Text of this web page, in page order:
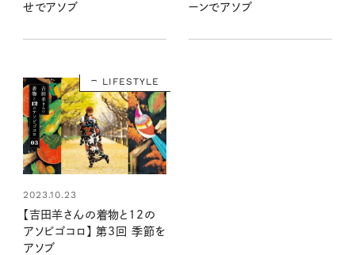
せでアソブ
ーンでアソブ
LIFESTYLE
2023.10.23
【吉田羊さんの着物と12の
アソビゴコロ】 第3回 季節を
アソブ